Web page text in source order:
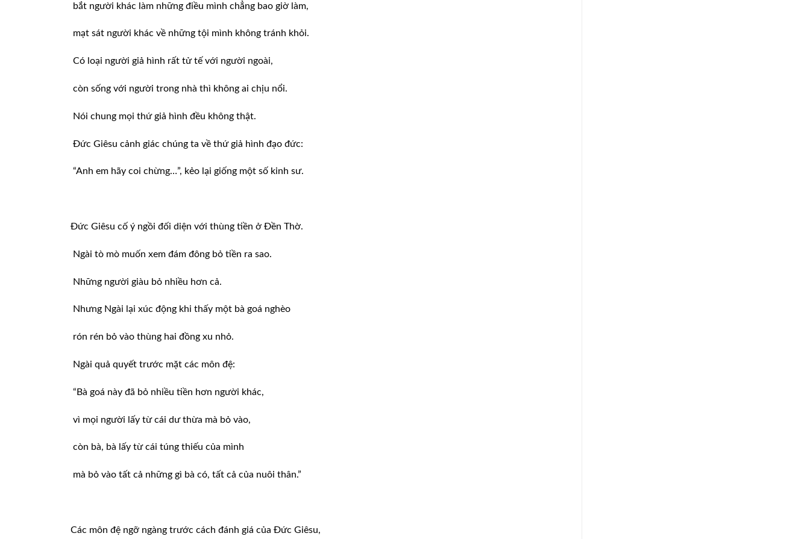
bắt người khác làm những điều mình chẳng bao giờ làm,
mạt sát người khác về những tội mình không tránh khỏi.
Có loại người giả hình rất tử tế với người ngoài,
còn sống với người trong nhà thì không ai chịu nổi.
Nói chung mọi thứ giả hình đều không thật.
Ðức Giêsu cảnh giác chúng ta về thứ giả hình đạo đức:
“Anh em hãy coi chừng…”, kẻo lại giống một số kinh sư.
Ðức Giêsu cố ý ngồi đối diện với thùng tiền ở Ðền Thờ.
Ngài tò mò muốn xem đám đông bỏ tiền ra sao.
Những người giàu bỏ nhiều hơn cả.
Nhưng Ngài lại xúc động khi thấy một bà goá nghèo
rón rén bỏ vào thùng hai đồng xu nhỏ.
Ngài quả quyết trước mặt các môn đệ:
“Bà goá này đã bỏ nhiều tiền hơn người khác,
vì mọi người lấy từ cái dư thừa mà bỏ vào,
còn bà, bà lấy từ cái túng thiếu của mình
mà bỏ vào tất cả những gì bà có, tất cả của nuôi thân.”
Các môn đệ ngỡ ngàng trước cách đánh giá của Ðức Giêsu,